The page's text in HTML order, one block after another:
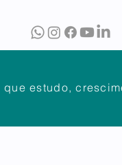
que estudo,